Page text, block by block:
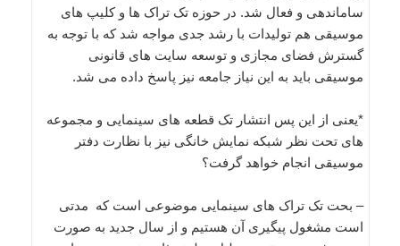
ساماندهی و فعال شد. در حوزه تک تراک ها و کلیپ های
موسیقی هم تولیدات با رشد جدی مواجه شد که با توجه به
گسترش فضای مجازی و توسعه سایت های قانونی
موسیقی باید به این نیاز جامعه نیز پاسخ داده می شد.
*یعنی از این پس انتشار تک قطعه های سینمایی و مجموعه
های تحت نظر شبکه نمایش خانگی نیز با نظارت دفتر
موسیقی انجام خواهد گرفت؟
– بحت تک تراک های سینمایی موضوعی است که مدتی
است مشغول پیگیری آن هستیم و از سال جدید به صورت